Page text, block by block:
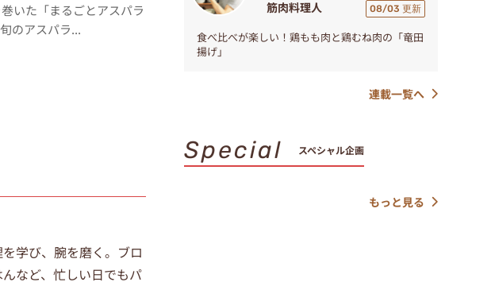
いた「まるごとアスパラ
のアスパラ...
学び、腕を磨く。ブロ
など、忙しい日でもパ
筋肉料理人 08/03 更新
食べ比べが楽しい！鶏もも肉と鶏むね肉の「竜田
揚げ」
連載一覧へ
Special スペシャル企画
もっと見る